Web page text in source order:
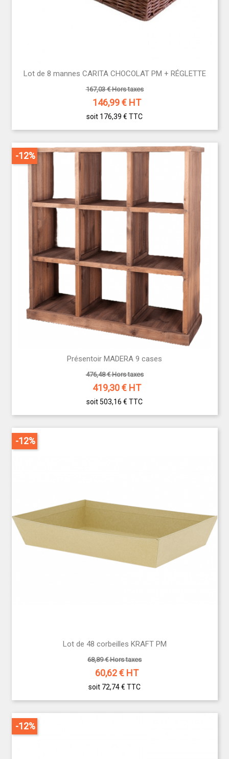
Lot de 8 mannes CARITA CHOCOLAT PM + RÉGLETTE
167,03 € Hors taxes
146,99€ HT
soit 176,39 € TTC
Présentoir MADERA 9 cases
476,48 € Hors taxes
419,30€ HT
soit 503,16 € TTC
-12%
Lot de 48 corbeilles KRAFT PM
68,89 € Hors taxes
60,62€ HT
soit 72,74 € TTC
-12%
-12%